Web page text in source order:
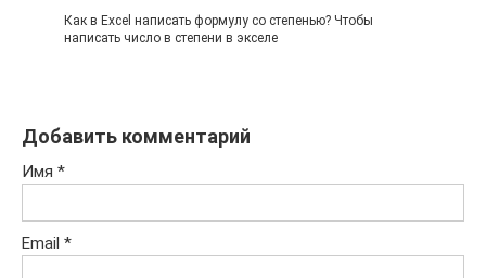
Как в Excel написать формулу со степенью? Чтобы
написать число в степени в экселе
Добавить комментарий
Имя *
Email *